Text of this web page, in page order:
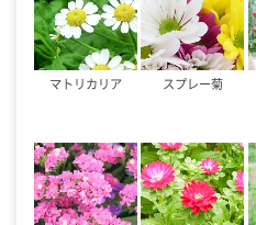
マトリカリア スプレー菊